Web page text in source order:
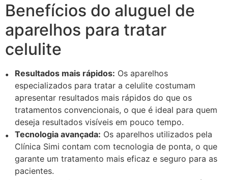
Benefícios do aluguel de
aparelhos para tratar
celulite
Resultados mais rápidos: Os aparelhos
especializados para tratar a celulite costumam
apresentar resultados mais rápidos do que os
tratamentos convencionais, o que é ideal para quem
deseja resultados visíveis em pouco tempo.
Tecnologia avançada: Os aparelhos utilizados pela
Clínica Simi contam com tecnologia de ponta, o que
garante um tratamento mais eficaz e seguro para as
pacientes.